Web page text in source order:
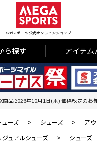
メガスポーツ公式オンラインショップ
ら探す アイテム
商品 2026年10月1日(木) 価格改定のお
ューズ > シューズ >
ア
ジュアルシューズ > シューズ